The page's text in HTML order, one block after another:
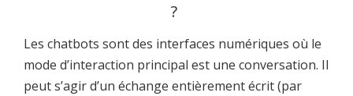
?
Les chatbots sont des interfaces numériques où le
mode d’interaction principal est une conversation. Il
peut s’agir d’un échange entièrement écrit (par